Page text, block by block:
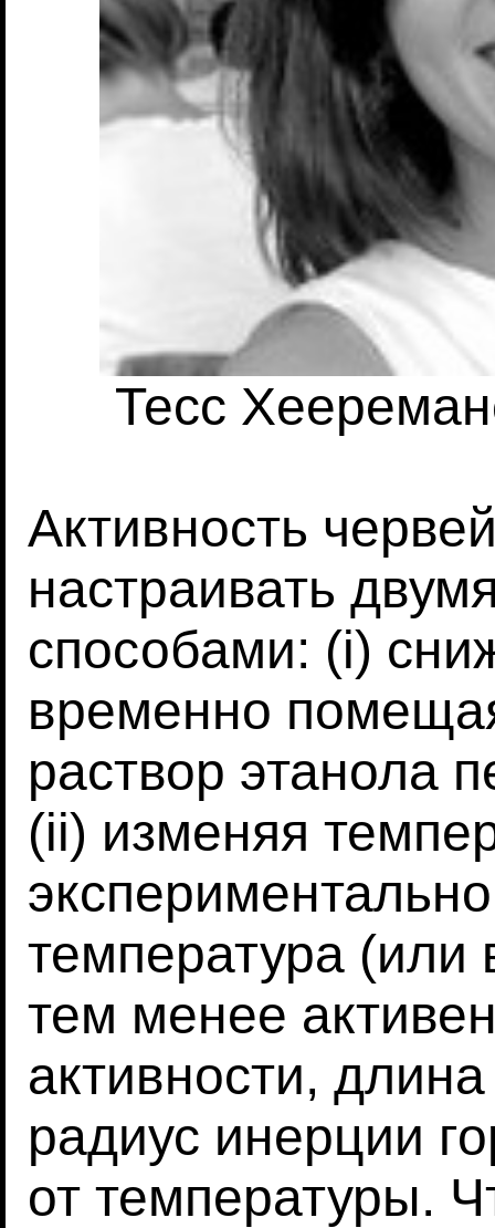
Тесс
Активность
настраивать
способами: (i)
временно
раствор этанола
(ii) изменяя
температура (или
тем менее
активности,
радиус инерции
от температуры.